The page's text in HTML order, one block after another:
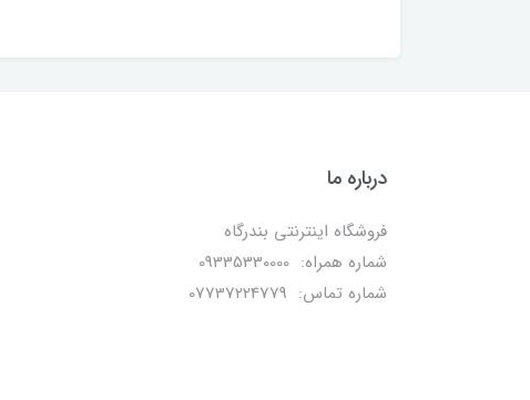
درباره ما
فروشگاه اینترنتی بندرگاه
شماره همراه: 09335330000
شماره تماس: 07737224779